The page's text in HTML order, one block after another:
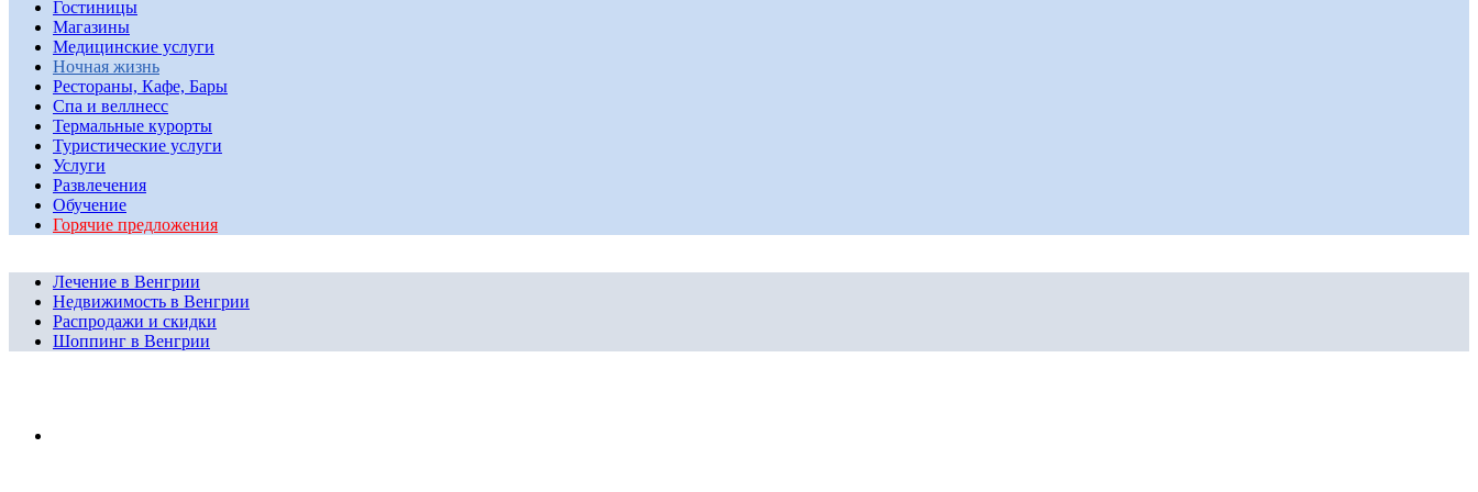
Гостиницы
Магазины
Медицинские услуги
Ночная жизнь
Рестораны, Кафе, Бары
Спа и веллнесс
Термальные курорты
Туристические услуги
Услуги
Развлечения
Обучение
Горячие предложения
Лечение в Венгрии
Недвижимость в Венгрии
Распродажи и скидки
Шоппинг в Венгрии